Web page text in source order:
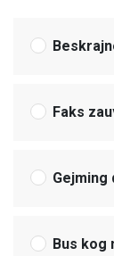
Faks
Gejming
Bus kog